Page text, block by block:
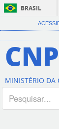
BRASIL
MINISTÉRIO DA